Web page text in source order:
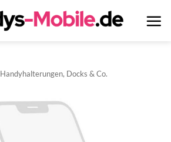
Handyhalterungen, Docks & Co.